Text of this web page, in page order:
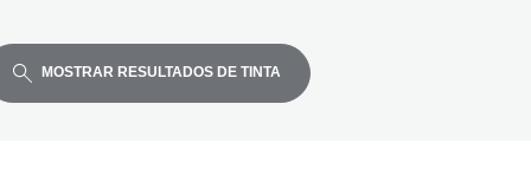
MOSTRAR RESULTADOS DE TINTA